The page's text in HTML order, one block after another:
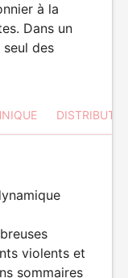
à la
Dans un
des
violents et
sommaires